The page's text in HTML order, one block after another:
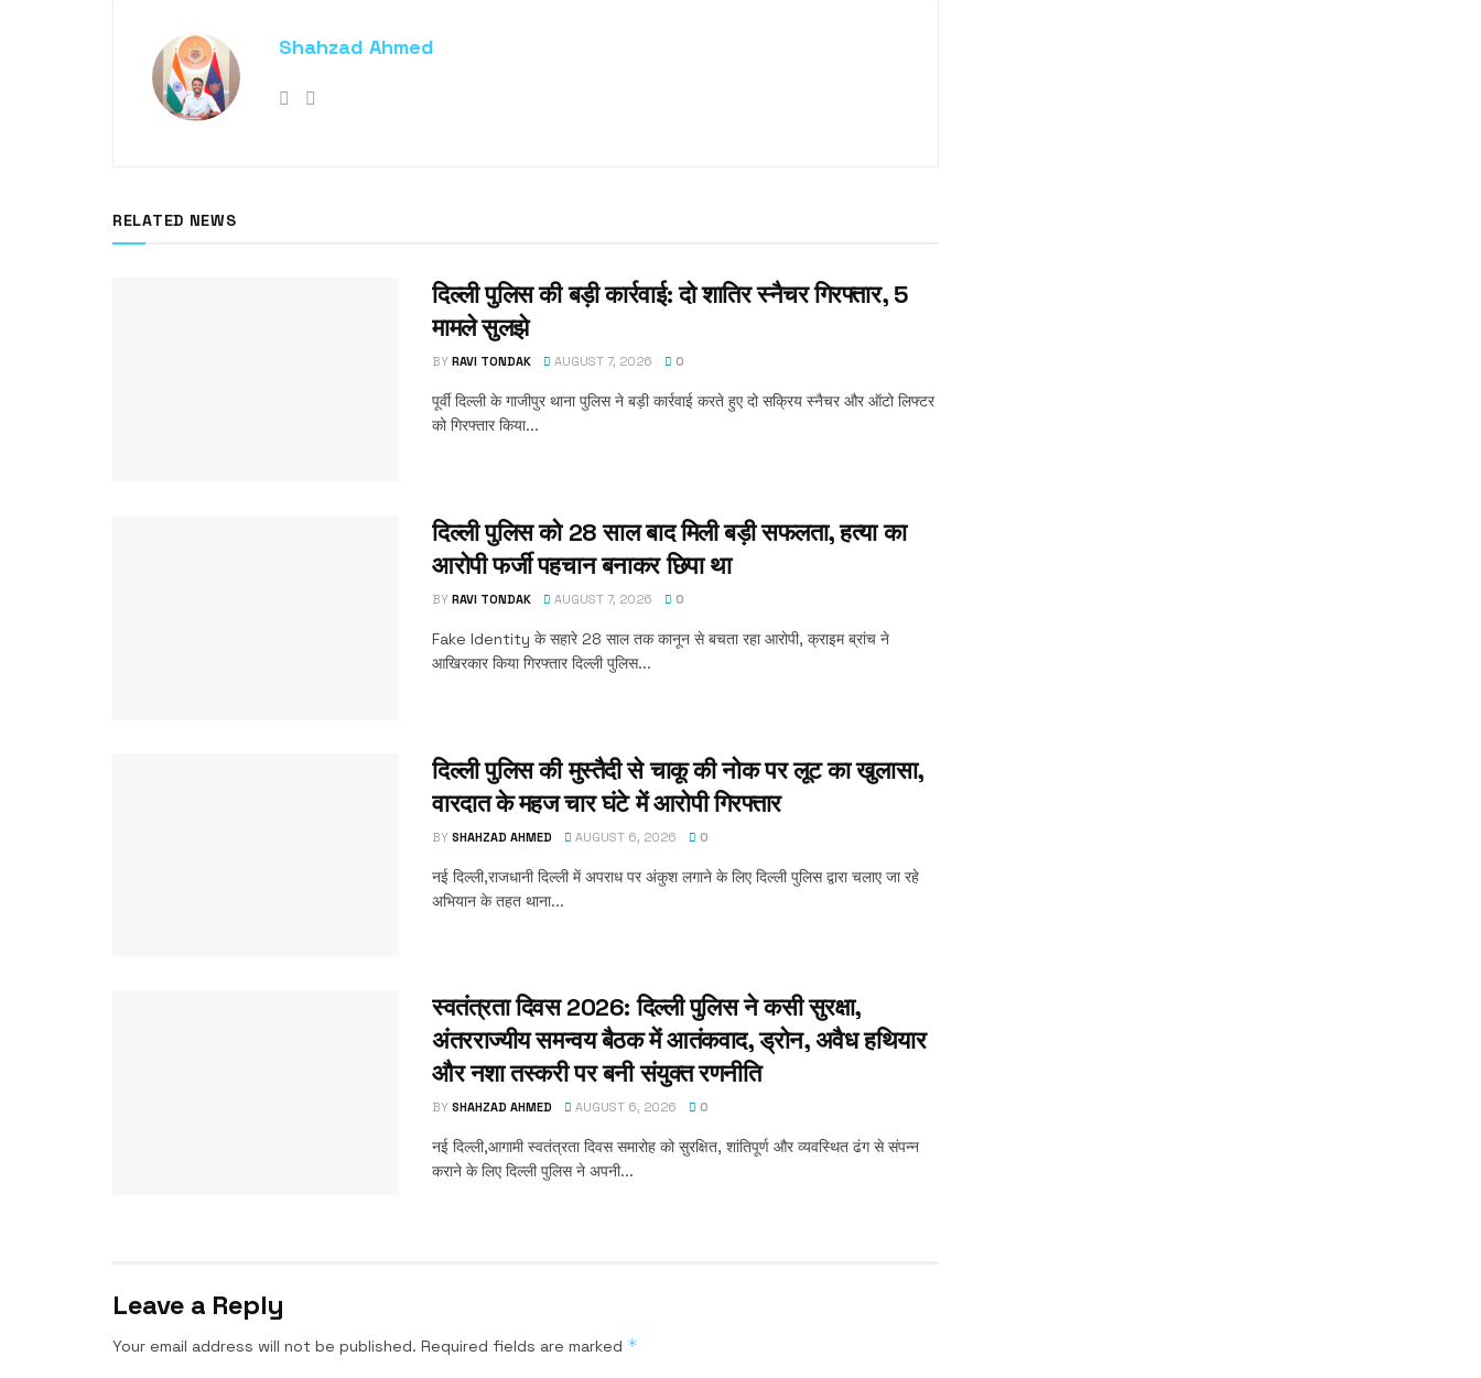
Shahzad Ahmed
RELATED NEWS
दिल्ली पुलिस की बड़ी कार्रवाई: दो शातिर स्नैचर गिरफ्तार, 5
मामले सुलझे
BY RAVI TONDAK AUGUST 7, 2026 0
पूर्वी दिल्ली के गाजीपुर थाना पुलिस ने बड़ी कार्रवाई करते हुए दो सक्रिय स्नैचर और ऑटो लिफ्टर
को गिरफ्तार किया...
दिल्ली पुलिस को 28 साल बाद मिली बड़ी सफलता, हत्या का
आरोपी फर्जी पहचान बनाकर छिपा था
BY RAVI TONDAK AUGUST 7, 2026 0
Fake Identity के सहारे 28 साल तक कानून से बचता रहा आरोपी, क्राइम ब्रांच ने
आखिरकार किया गिरफ्तार दिल्ली पुलिस...
दिल्ली पुलिस की मुस्तैदी से चाकू की नोक पर लूट का खुलासा,
वारदात के महज चार घंटे में आरोपी गिरफ्तार
BY SHAHZAD AHMED AUGUST 6, 2026 0
नई दिल्ली,राजधानी दिल्ली में अपराध पर अंकुश लगाने के लिए दिल्ली पुलिस द्वारा चलाए जा रहे
अभियान के तहत थाना...
स्वतंत्रता दिवस 2026: दिल्ली पुलिस ने कसी सुरक्षा,
अंतरराज्यीय समन्वय बैठक में आतंकवाद, ड्रोन, अवैध हथियार
और नशा तस्करी पर बनी संयुक्त रणनीति
BY SHAHZAD AHMED AUGUST 6, 2026 0
नई दिल्ली,आगामी स्वतंत्रता दिवस समारोह को सुरक्षित, शांतिपूर्ण और व्यवस्थित ढंग से संपन्न
कराने के लिए दिल्ली पुलिस ने अपनी...
Leave a Reply
Your email address will not be published. Required fields are marked *